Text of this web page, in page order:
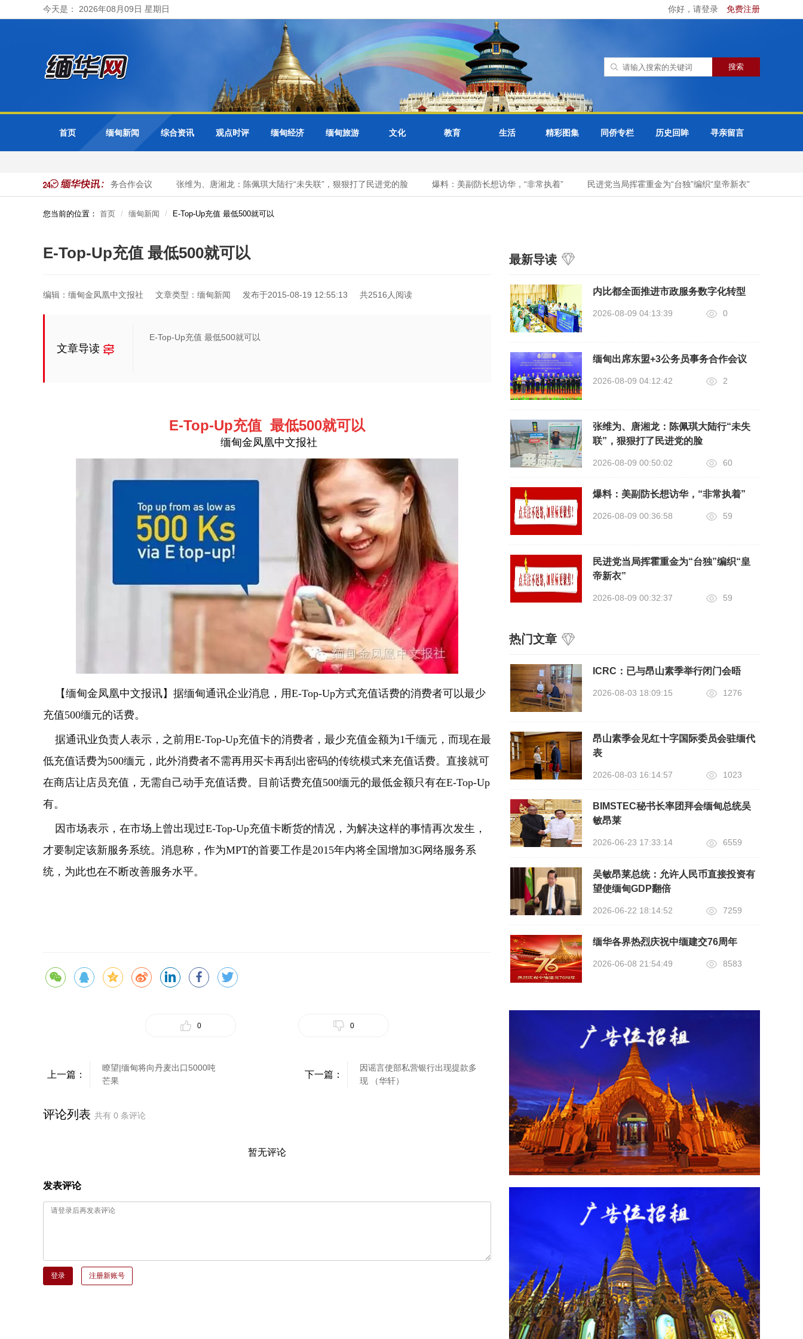
今天是： 2026年08月09日 星期日 你好，请登录 免费注册
首页 缅甸新闻 综合资讯 观点时评 缅甸经济 缅甸旅游 文化 教育 生活 精彩图集 同侨专栏 历史回眸 寻亲留言
缅甸出席东盟+3公务员事务合作会议 张维为、唐湘龙：陈佩琪大陆行“未失联”，狠狠打了民进党的脸 爆料：美副防长想访华，“非常执着” 民进党当局挥霍重金为“台独”编织“皇帝新衣”
您当前的位置： 首页 缅甸新闻 E-Top-Up充值 最低500就可以
E-Top-Up充值 最低500就可以
编辑：缅甸金凤凰中文报社 文章类型：缅甸新闻 发布于2015-08-19 12:55:13 共2516人阅读
文章导读
E-Top-Up充值 最低500就可以
E-Top-Up充值 最低500就可以
缅甸金凤凰中文报社
【缅甸金凤凰中文报讯】 据缅甸通讯企业消息，用E-Top-Up方式充值话费的消费者可以最少
充值500缅元的话费。
据通讯业负责人表示，之前用E-Top-Up充值卡的消费者，最少充值金额为1千缅元，而现在最
低充值话费为500缅元，此外消费者不需再用买卡再刮出密码的传统模式来充值话费。直接就可
在商店让店员充值，无需自己动手充值话费。目前话费充值500缅元的最低金额只有在E-Top-Up
有。
因市场表示，在市场上曾出现过E-Top-Up充值卡断货的情况，为解决这样的事情再次发生，
才要制定该新服务系统。消息称，作为MPT的首要工作是2015年内将全国增加3G网络服务系
统，为此也在不断改善服务水平。
0 0
上一篇：
瞭望|缅甸将向丹麦出口5000吨
芒果
下一篇：
因谣言使部私营银行出现提款多
现 （华轩）
评论列表 共有 0 条评论
暂无评论
发表评论
登录 注册新账号
最新导读
内比都全面推进市政服务数字化转型
2026-08-09 04:13:39 0
缅甸出席东盟+3公务员事务合作会议
2026-08-09 04:12:42 2
张维为、唐湘龙：陈佩琪大陆行“未失
联”，狠狠打了民进党的脸
2026-08-09 00:50:02 60
爆料：美副防长想访华，“非常执着”
2026-08-09 00:36:58 59
民进党当局挥霍重金为“台独”编织“皇
帝新衣”
2026-08-09 00:32:37 59
热门文章
ICRC：已与昂山素季举行闭门会晤
2026-08-03 18:09:15 1276
昂山素季会见红十字国际委员会驻缅代
表
2026-08-03 16:14:57 1023
BIMSTEC秘书长率团拜会缅甸总统吴
敏昂莱
2026-06-23 17:33:14 6559
吴敏昂莱总统：允许人民币直接投资有
望使缅甸GDP翻倍
2026-06-22 18:14:52 7259
缅华各界热烈庆祝中缅建交76周年
2026-06-08 21:54:49 8583